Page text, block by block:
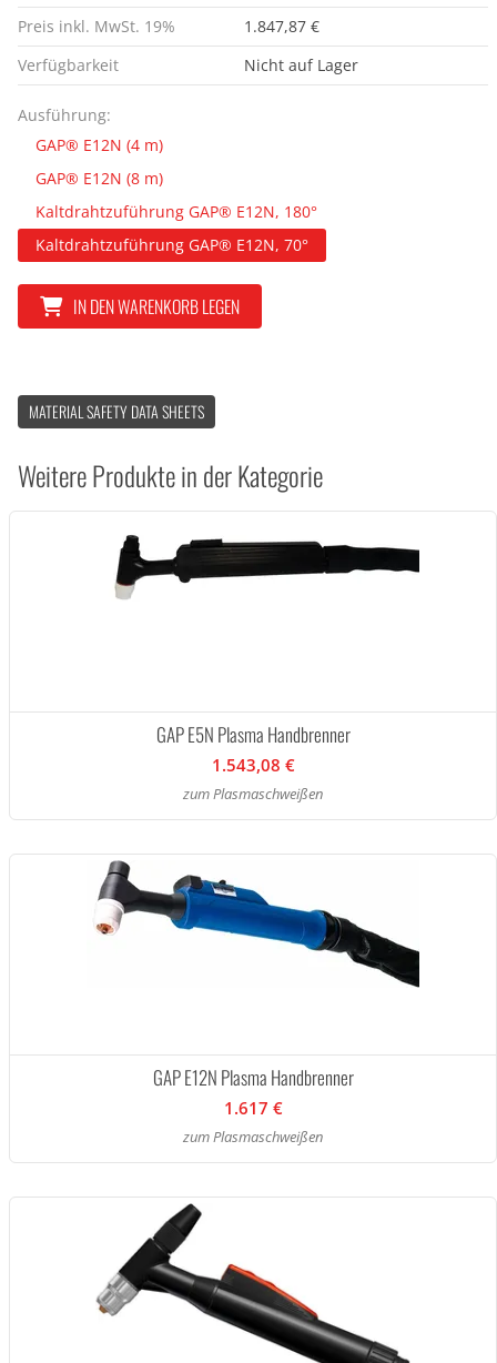
Preis inkl. MwSt. 19%
1.847,87 €
Verfügbarkeit
Nicht auf Lager
Ausführung:
GAP® E12N (4 m)
GAP® E12N (8 m)
Kaltdrahtzuführung GAP® E12N, 180°
Kaltdrahtzuführung GAP® E12N, 70°
IN DEN WARENKORB LEGEN
MATERIAL SAFETY DATA SHEETS
Weitere Produkte in der Kategorie
GAP E5N Plasma Handbrenner
1.543,08 €
zum Plasmaschweißen
GAP E12N Plasma Handbrenner
1.617 €
zum Plasmaschweißen